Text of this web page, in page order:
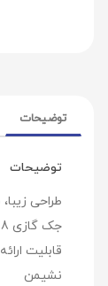
توضیحات
توضیحات
طراحی
جک گازی 8 سانتیمتری به منظور تنظیم ارتفاع نشیمن
قابلیت
نشیمن